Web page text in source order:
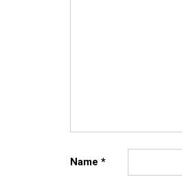
Name *